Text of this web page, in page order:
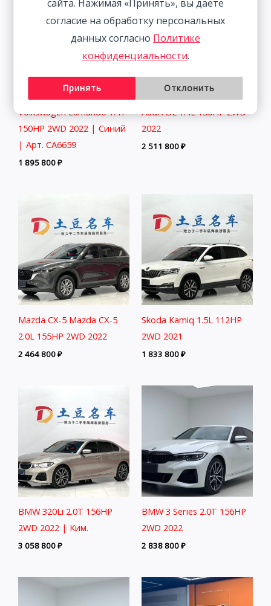
Volkswagen Lamando 1.4T
150HP 2WD 2022 | Синий
| Арт. CA6659
1 895 800₽
Audi A3L 1.4L 150HP 2WD
2022
2 511 800₽
Mazda CX-5 Mazda CX-5
2.0L 155HP 2WD 2022
2 464 800₽
Skoda Kamiq 1.5L 112HP
2WD 2021
1 833 800₽
BMW 320Li 2.0T 156HP
2WD 2022 | Ким.
3 058 800₽
BMW 3 Series 2.0T 156HP
2WD 2022
2 838 800₽
сайта. Нажимая «Принять», вы даёте
согласие на обработку персональных
данных согласно Политике
конфиденциальности.
Принять Отклонить